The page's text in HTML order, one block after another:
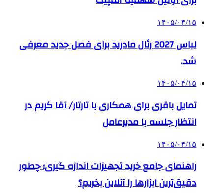
۱۴۰۵/۰۴/۱۵
لباس 2027 رئال مادرید برای فصل جدید معرفی
شد.
۱۴۰۵/۰۴/۱۵
تمایل باقری برای همکاری با تارتار/ آقا کریم در
انتظار جلسه با مدیرعامل
۱۴۰۵/۰۴/۱۵
راهنمای جامع خرید تجهیزات اندازه گیری؛ چطور
دقیق‌ترین ابزارها را آنلاین بخریم؟